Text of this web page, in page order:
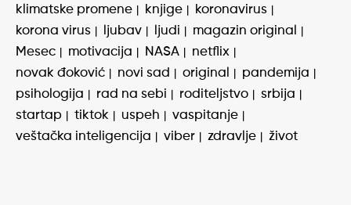
klimatske promene
knjige
koronavirus
korona virus
ljubav ljudi
magazin original
Mesec
motivacija NASA
netflix
novak đoković
novi sad original
pandemija
psihologija
rad na sebi roditeljstvo
srbija
startap
tiktok uspeh
vaspitanje
veštačka inteligencija
viber zdravlje život